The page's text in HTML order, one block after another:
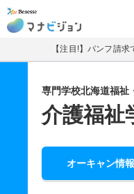
マナビジョン
【注目!】パンフ請
専門学校北海道福祉
介護福祉
オーキャン情報